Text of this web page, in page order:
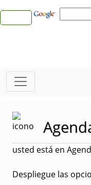
usted está en
Despliegue las